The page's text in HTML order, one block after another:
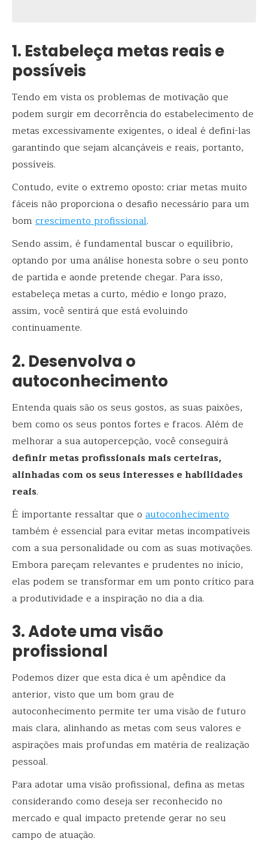
1. Estabeleça metas reais e
possíveis
Tendo em vista os problemas de motivação que
podem surgir em decorrência do estabelecimento de
metas excessivamente exigentes, o ideal é defini-las
garantindo que sejam alcançáveis e reais, portanto,
possíveis.
Contudo, evite o extremo oposto: criar metas muito
fáceis não proporciona o desafio necessário para um
bom crescimento profissional.
Sendo assim, é fundamental buscar o equilíbrio,
optando por uma análise honesta sobre o seu ponto
de partida e aonde pretende chegar. Para isso,
estabeleça metas a curto, médio e longo prazo,
assim, você sentirá que está evoluindo
continuamente.
2. Desenvolva o
autoconhecimento
Entenda quais são os seus gostos, as suas paixões,
bem como os seus pontos fortes e fracos. Além de
melhorar a sua autopercepção, você conseguirá
definir metas profissionais mais certeiras,
alinhadas com os seus interesses e habilidades
reais.
É importante ressaltar que o autoconhecimento
também é essencial para evitar metas incompatíveis
com a sua personalidade ou com as suas motivações.
Embora pareçam relevantes e prudentes no início,
elas podem se transformar em um ponto crítico para
a produtividade e a inspiração no dia a dia.
3. Adote uma visão
profissional
Podemos dizer que esta dica é um apêndice da
anterior, visto que um bom grau de
autoconhecimento permite ter uma visão de futuro
mais clara, alinhando as metas com seus valores e
aspirações mais profundas em matéria de realização
pessoal.
Para adotar uma visão profissional, defina as metas
considerando como deseja ser reconhecido no
mercado e qual impacto pretende gerar no seu
campo de atuação.